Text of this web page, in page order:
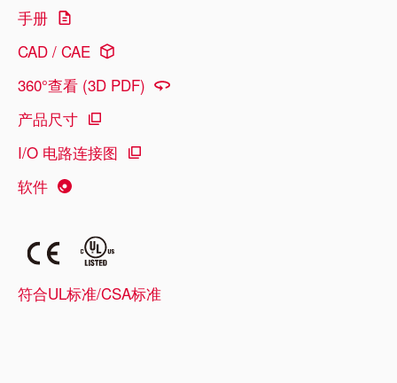
手册
CAD / CAE
360°查看 (3D PDF)
产品尺寸
I/O 电路连接图
软件
符合UL标准/CSA标准